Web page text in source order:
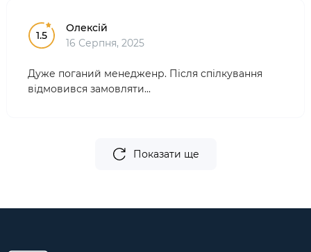
1.5
Олексій
16 Серпня, 2025
Дуже поганий менедженр. Після спілкування
відмовився замовляти...
Показати ще